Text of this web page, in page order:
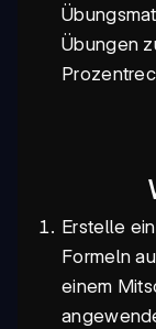
Übungen
Erstelle
Formeln
einem